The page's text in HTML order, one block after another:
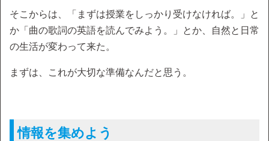
そこからは、「まずは授業をしっかり受けなければ。」と
か「曲の歌詞の英語を読んでみよう。」とか、自然と日常
の生活が変わって来た。
まずは、これが大切な準備なんだと思う。
情報を集めよう